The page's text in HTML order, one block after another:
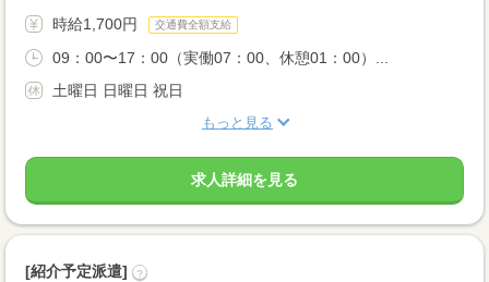
時給1,700円 交通費全額支給
09：00〜17：00（実働07：00、休憩01：00）...
土曜日 日曜日 祝日
もっと見る
求人詳細を見る
[紹介予定派遣] ?